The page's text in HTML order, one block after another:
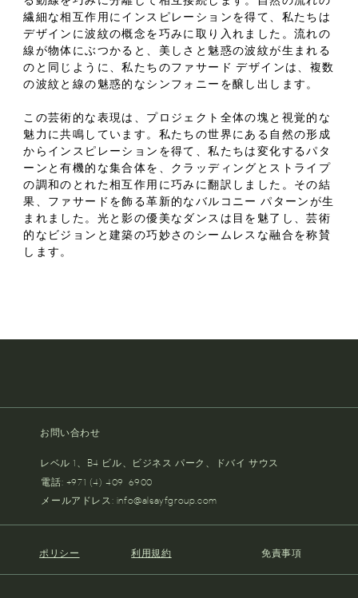
繊細な相互作用にインスピレーションを得て、私たちは
デザインに波紋の概念を巧みに取り入れました。流れの
線が物体にぶつかると、美しさと魅惑の波紋が生まれる
のと同じように、私たちのファサード デザインは、複数
の波紋と線の魅惑的なシンフォニーを醸し出します。
この芸術的な表現は、プロジェクト全体の塊と視覚的な
魅力に共鳴しています。私たちの世界にある自然の形成
からインスピレーションを得て、私たちは変化するパタ
ーンと有機的な集合体を、クラッディングとストライプ
の調和のとれた相互作用に巧みに翻訳しました。その結
果、ファサードを飾る革新的なバルコニー パターンが生
まれました。光と影の優美なダンスは目を魅了し、芸術
的なビジョンと建築の巧妙さのシームレスな融合を称賛
します。
お問い合わせ
レベル 1、B4 ビル、ビジネス パーク、ドバイ サウス
電話: +971 (4) 409-6900
メールアドレス: info@alsayfgroup.com
ポリシー 利用規約 免責事項